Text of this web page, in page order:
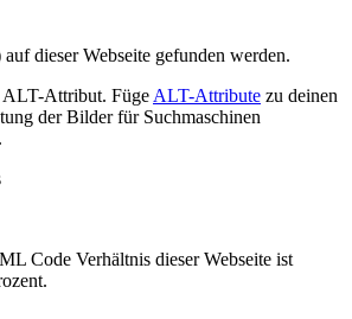
dieser Webseite gefunden werden.
Attribut. Füge ALT-Attribute zu deinen
der Bilder für Suchmaschinen
Code Verhältnis dieser Webseite ist